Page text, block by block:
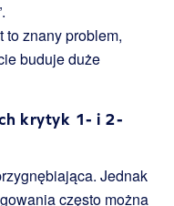
to znany problem,
buduje duże
krytyk 1- i 2-
Jednak
często można